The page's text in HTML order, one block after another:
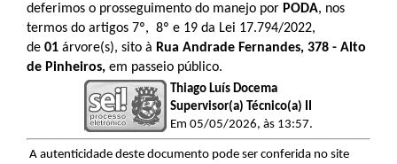
deferimos o prosseguimento do manejo por PODA, nos
termos do artigos 7º, 8º e 19 da Lei 17.794/2022,
de 01 árvore(s), sito à Rua Andrade Fernandes, 378 - Alto
de Pinheiros, em passeio público.
Thiago Luís Docema
Supervisor(a) Técnico(a) II
Em 05/05/2026, às 13:57.
A autenticidade deste documento pode ser conferida no site